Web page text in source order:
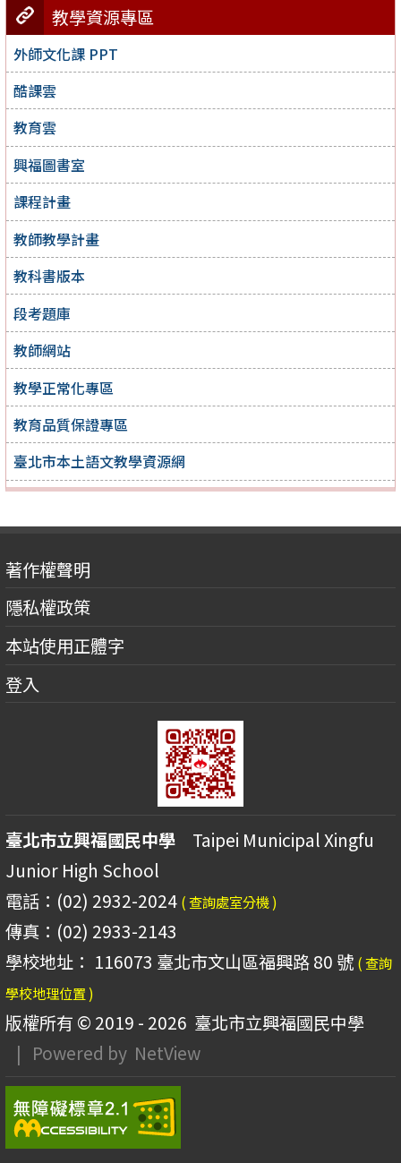
教學資源專區
外師文化課 PPT
酷課雲
教育雲
興福圖書室
課程計畫
教師教學計畫
教科書版本
段考題庫
教師網站
教學正常化專區
教育品質保證專區
臺北市本土語文教學資源網
著作權聲明
隱私權政策
本站使用正體字
登入
臺北市立興福國民中學 Taipei Municipal Xingfu
Junior High School
電話：(02) 2932-2024 ( 查詢處室分機 )
傳真：(02) 2933-2143
學校地址： 116073 臺北市文山區福興路 80 號 ( 查詢
學校地理位置 )
版權所有 © 2019 - 2026 臺北市立興福國民中學
| Powered by NetView